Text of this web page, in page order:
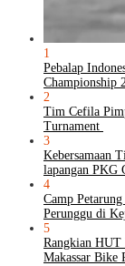
1
Pebalap
Championship
2
Tim Cefila
Turnament
3
Kebersamaan
lapangan PKG
4
Camp
Perunggu di
5
Rangkian HUT
Makassar Bike